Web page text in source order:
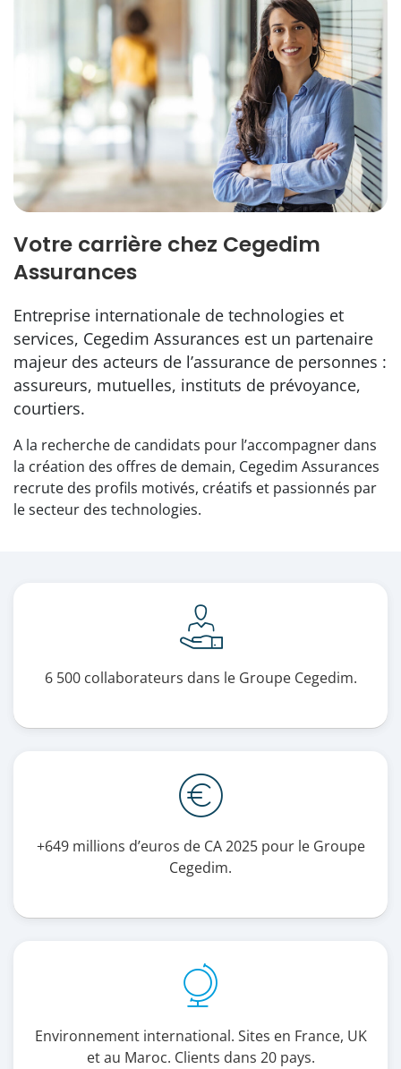
Votre carrière chez Cegedim
Assurances
Entreprise internationale de technologies et
services, Cegedim Assurances est un partenaire
majeur des acteurs de l’assurance de personnes :
assureurs, mutuelles, instituts de prévoyance,
courtiers.
A la recherche de candidats pour l’accompagner dans
la création des offres de demain, Cegedim Assurances
recrute des profils motivés, créatifs et passionnés par
le secteur des technologies.
6 500 collaborateurs dans le Groupe Cegedim.
+649 millions d’euros de CA 2025 pour le Groupe
Cegedim.
Environnement international. Sites en France, UK
et au Maroc. Clients dans 20 pays.